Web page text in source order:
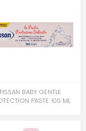
FISSAN BABY GENTLE
PASTE 100 ML